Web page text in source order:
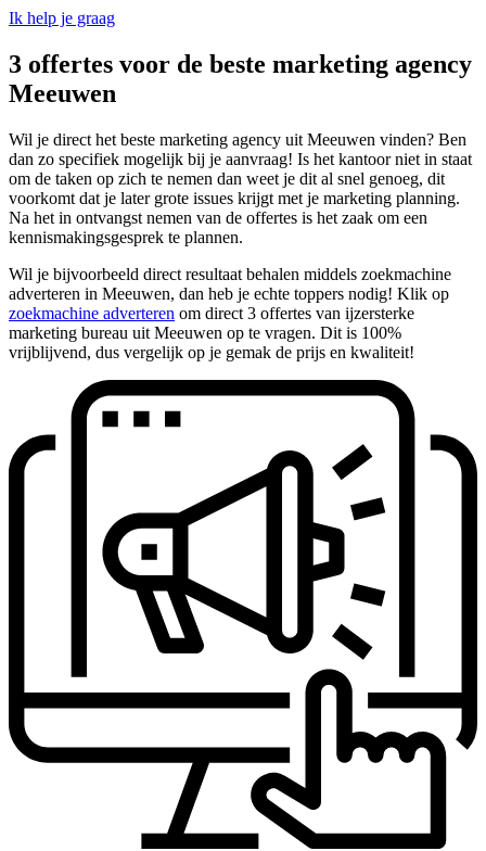
Ik help je graag
3 offertes voor de beste marketing agency
Meeuwen
Wil je direct het beste marketing agency uit Meeuwen vinden? Ben
dan zo specifiek mogelijk bij je aanvraag! Is het kantoor niet in staat
om de taken op zich te nemen dan weet je dit al snel genoeg, dit
voorkomt dat je later grote issues krijgt met je marketing planning.
Na het in ontvangst nemen van de offertes is het zaak om een
kennismakingsgesprek te plannen.
Wil je bijvoorbeeld direct resultaat behalen middels zoekmachine
adverteren in Meeuwen, dan heb je echte toppers nodig! Klik op
zoekmachine adverteren om direct 3 offertes van ijzersterke
marketing bureau uit Meeuwen op te vragen. Dit is 100%
vrijblijvend, dus vergelijk op je gemak de prijs en kwaliteit!